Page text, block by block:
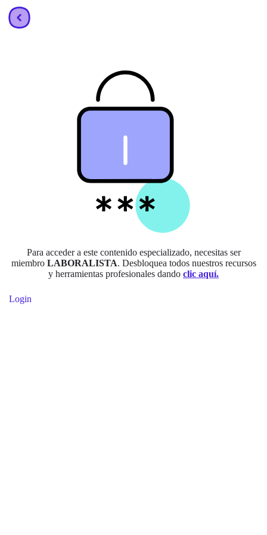
Para acceder a este contenido especializado, necesitas ser
miembro LABORALISTA. Desbloquea todos nuestros recursos
y herramientas profesionales dando clic aquí.
Login